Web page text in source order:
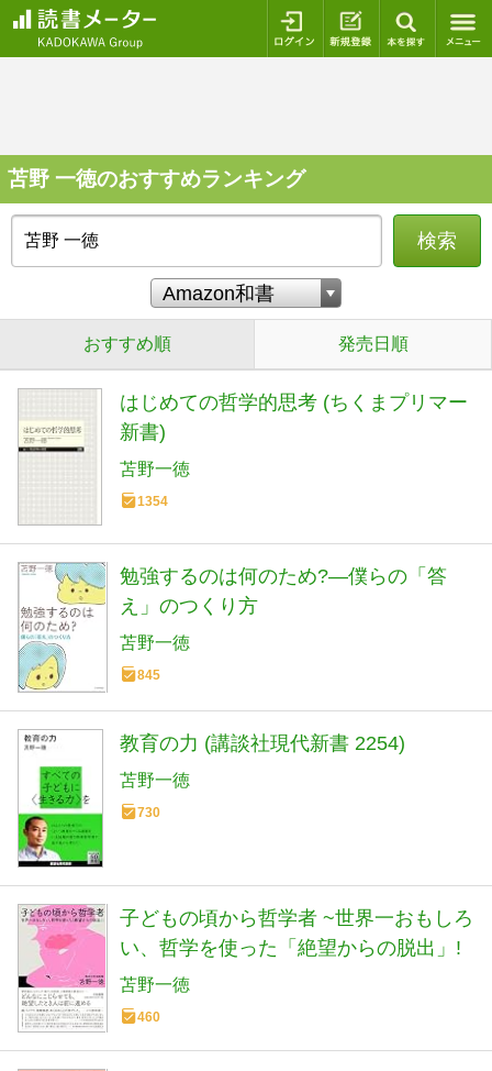
ログイン 新規登録
苫野 一徳のおすすめランキング
検索
おすすめ順 発売日順
はじめての哲学的思考 (ちくまプリマー
新書)
苫野一徳
1354
勉強するのは何のため?―僕らの「答
え」のつくり方
苫野一徳
845
教育の力 (講談社現代新書 2254)
苫野一徳
730
子どもの頃から哲学者 ~世界一おもしろ
い、哲学を使った「絶望からの脱出」!
苫野一徳
460